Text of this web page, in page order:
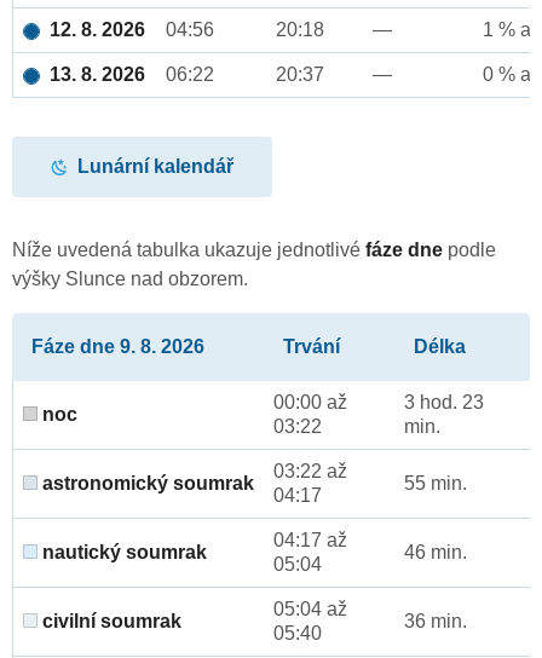
12. 8. 2026 04:56 20:18 — 1 %
13. 8. 2026 06:22 20:37 — 0 %
Lunární kalendář
Níže uvedená tabulka ukazuje jednotlivé fáze dne podle
výšky Slunce nad obzorem.
Fáze dne 9. 8. 2026 Trvání Délka
noc
00:00 až
03:22
3 hod. 23
min.
astronomický soumrak
03:22 až
04:17
55 min.
nautický soumrak
04:17 až
05:04
46 min.
civilní soumrak
05:04 až
05:40
36 min.